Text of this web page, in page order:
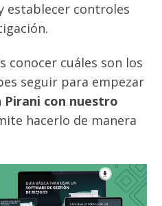
establecer controles
conocer cuáles son los
seguir para empezar
Pirani con nuestro
hacerlo de manera